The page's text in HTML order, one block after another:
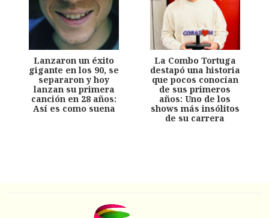
Lanzaron un éxito
gigante en los 90, se
separaron y hoy
lanzan su primera
canción en 28 años:
Así es como suena
La Combo Tortuga
destapó una historia
que pocos conocían
de sus primeros
años: Uno de los
shows más insólitos
de su carrera